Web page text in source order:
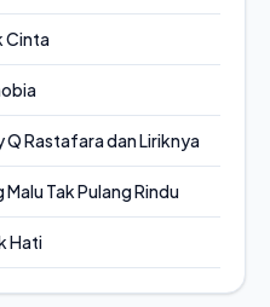
Cinta
Rastafara dan Liriknya
Tak Pulang Rindu
Hati